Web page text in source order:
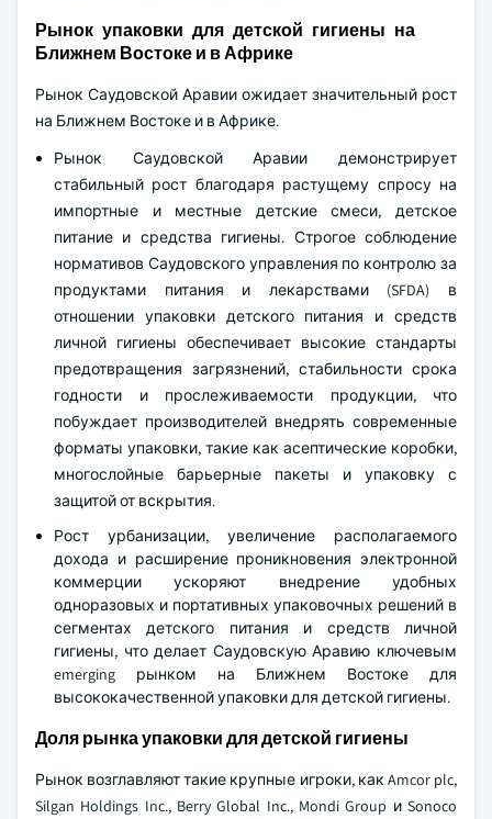
Рынок упаковки для детской гигиены на
Ближнем Востоке и в Африке
Рынок Саудовской Аравии ожидает значительный рост
на Ближнем Востоке и в Африке.
Рынок Саудовской Аравии демонстрирует
стабильный рост благодаря растущему спросу на
импортные и местные детские смеси, детское
питание и средства гигиены. Строгое соблюдение
нормативов Саудовского управления по контролю за
продуктами питания и лекарствами (SFDA) в
отношении упаковки детского питания и средств
личной гигиены обеспечивает высокие стандарты
предотвращения загрязнений, стабильности срока
годности и прослеживаемости продукции, что
побуждает производителей внедрять современные
форматы упаковки, такие как асептические коробки,
многослойные барьерные пакеты и упаковку с
защитой от вскрытия.
Рост урбанизации, увеличение располагаемого
дохода и расширение проникновения электронной
коммерции ускоряют внедрение удобных
одноразовых и портативных упаковочных решений в
сегментах детского питания и средств личной
гигиены, что делает Саудовскую Аравию ключевым
emerging рынком на Ближнем Востоке для
высококачественной упаковки для детской гигиены.
Доля рынка упаковки для детской гигиены
Рынок возглавляют такие крупные игроки, как Amcor plc,
Silgan Holdings Inc., Berry Global Inc., Mondi Group и Sonoco